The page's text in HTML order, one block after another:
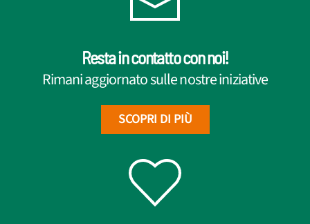
Resta in contatto con noi!
Rimani aggiornato sulle nostre iniziative
SCOPRI DI PIÙ